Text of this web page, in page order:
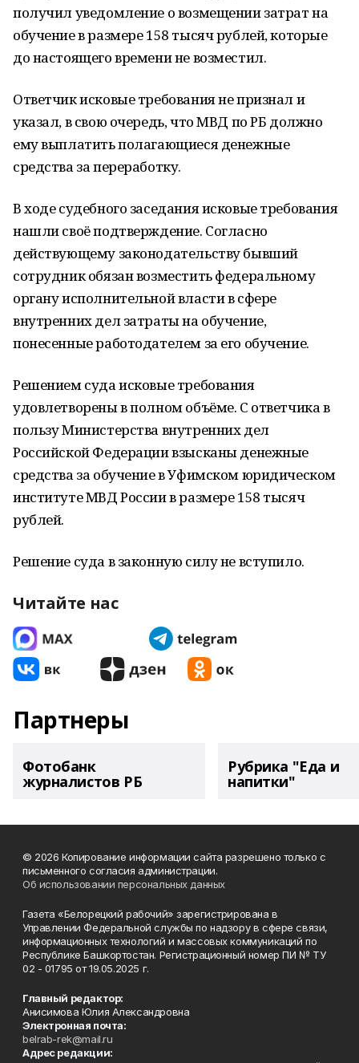
получил уведомление о возмещении затрат на
обучение в размере 158 тысяч рублей, которые
до настоящего времени не возместил.
Ответчик исковые требования не признал и
указал, в свою очередь, что МВД по РБ должно
ему выплатить полагающиеся денежные
средства за переработку.
В ходе судебного заседания исковые требования
нашли своё подтверждение. Согласно
действующему законодательству бывший
сотрудник обязан возместить федеральному
органу исполнительной власти в сфере
внутренних дел затраты на обучение,
понесенные работодателем за его обучение.
Решением суда исковые требования
удовлетворены в полном объёме. С ответчика в
пользу Министерства внутренних дел
Российской Федерации взысканы денежные
средства за обучение в Уфимском юридическом
институте МВД России в размере 158 тысяч
рублей.
Решение суда в законную силу не вступило.
Читайте нас
Партнеры
Фотобанк
журналистов РБ
Рубрика "Еда и
напитки"
© 2026 Копирование информации сайта разрешено только с
письменного согласия администрации.
Об использовании персональных данных
Газета «Белорецкий рабочий» зарегистрирована в
Управлении Федеральной службы по надзору в сфере связи,
информационных технологий и массовых коммуникаций по
Республике Башкортостан. Регистрационный номер ПИ № ТУ
02 - 01795 от 19.05.2025 г.
Главный редактор:
Анисимова Юлия Александровна
Электронная почта:
belrab-rek@mail.ru
Адрес редакции: